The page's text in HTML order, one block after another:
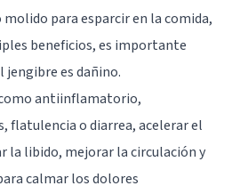
molido para esparcir en la comida,
beneficios, es importante
jengibre es dañino.
antiinflamatorio,
o diarrea, acelerar el
la libido, mejorar la circulación y
calmar los dolores